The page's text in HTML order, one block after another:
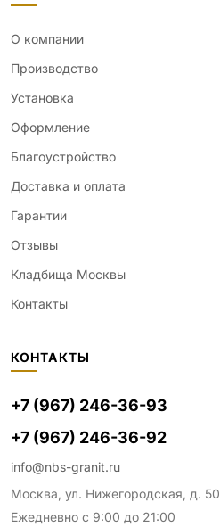
О компании
Производство
Установка
Оформление
Благоустройство
Доставка и оплата
Гарантии
Отзывы
Кладбища Москвы
Контакты
КОНТАКТЫ
+7 (967) 246-36-93
+7 (967) 246-36-92
info@nbs-granit.ru
Москва, ул. Нижегородская, д. 50
Ежедневно с 9:00 до 21:00